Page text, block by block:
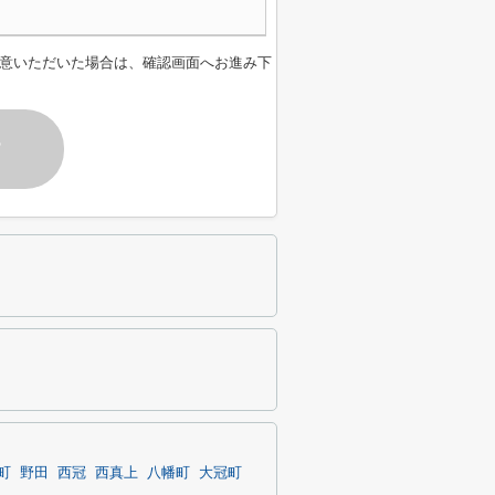
いただいた場合は、確認画面へお進み下
野田 西冠 西真上 八幡町 大冠町